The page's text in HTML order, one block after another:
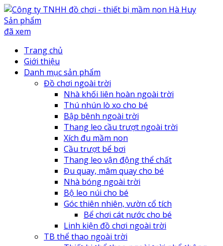
Sản phẩm
đã xem
Trang chủ
Giới thiệu
Danh mục sản phẩm
Đồ chơi ngoài trời
Nhà khối liên hoàn ngoài trời
Thú nhún lò xo cho bé
Bập bênh ngoài trời
Thang leo cầu trượt ngoài trời
Xích đu mầm non
Cầu trượt bể bơi
Thang leo vận động thể chất
Đu quay, mâm quay cho bé
Nhà bóng ngoài trời
Bộ leo núi cho bé
Góc thiên nhiên, vườn cổ tích
Bể chơi cát nước cho bé
Linh kiện đồ chơi ngoài trời
TB thể thao ngoài trời